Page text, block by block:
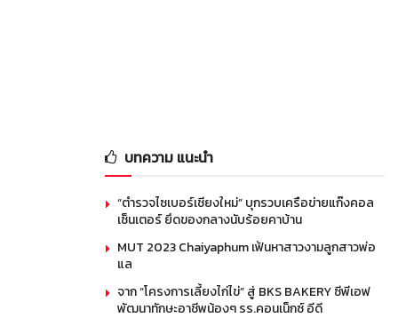
บทความ แนะนำ
“ตำรวจไซเบอร์เชียงใหม่” บุกรวบเครือข่ายแก๊งคอล
เซ็นเตอร์ ยึดของกลางนับร้อยคาบ้าน
MUT 2023 Chaiyaphum เฟ้นหาสาวงามลูกสาวพ่อ
แล
จาก “โครงการเลี้ยงไก่ไข่” สู่ BKS BAKERY ซีพีเอฟ
พัฒนาทักษะอาชีพน้องๆ รร.คอนเน็กซ์ อีดี